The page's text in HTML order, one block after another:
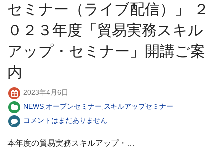
セミナー（ライブ配信）」 ２
０２３年度「貿易実務スキル
アップ・セミナー」開講ご案
内
2023年4月6日
NEWS オープンセミナー スキルアップセミナー
コメントはまだありません
本年度の貿易実務スキルアップ・…